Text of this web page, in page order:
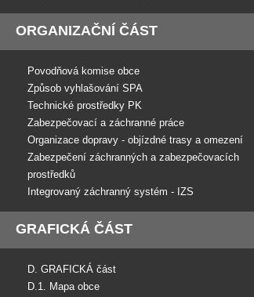
ORGANIZAČNÍ ČÁST
Povodňová komise obce
Způsob vyhlašování SPA
Technické prostředky PK
Zabezpečovací a záchranné práce
Organizace dopravy - objízdné trasy a omezení
Zabezpečení záchranných a zabezpečovacích
prostředků
Integrovaný záchranný systém - IZS
GRAFICKÁ ČÁST
D. GRAFICKÁ část
D.1. Mapa obce